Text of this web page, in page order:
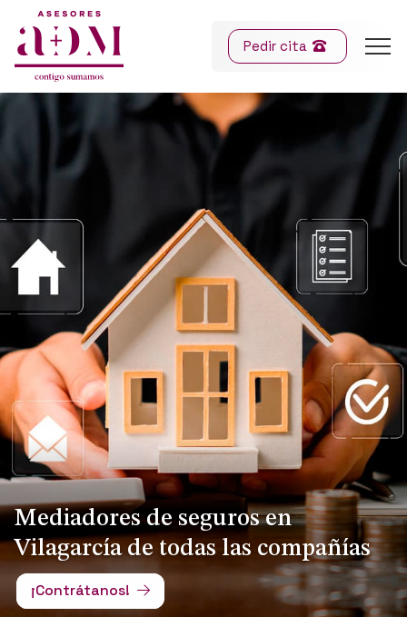
Pedir cita
Mediadores de seguros en
Vilagarcía de todas las compañías
¡Contrátanos!